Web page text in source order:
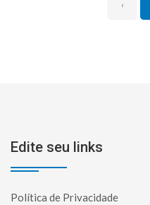
‹
Edite seu links
Política de Privacidade